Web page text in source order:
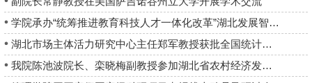
学院承办“统筹推进教育科技人才一体化改革”湖北发展智库恳谈会
湖北市场主体活力研究中心主任郑军教授获批全国统计科学研究项目...
我院陈池波院长、栾晓梅副教授参加湖北省农村经济发展研究会 换...